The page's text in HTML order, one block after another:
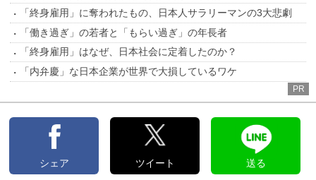
「終身雇用」に奪われたもの、日本人サラリーマンの3大悲劇
「働き過ぎ」の若者と「もらい過ぎ」の年長者
「終身雇用」はなぜ、日本社会に定着したのか？
「内弁慶」な日本企業が世界で大損しているワケ
PR
シェア ツイート 送る